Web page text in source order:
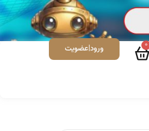
0 ورود|عضویت